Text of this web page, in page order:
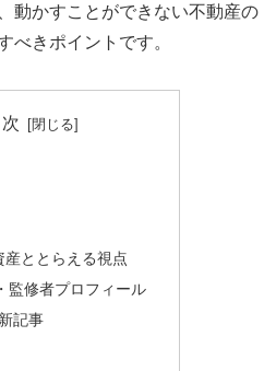
動かすことができない不動産の
べきポイントです。
次
産ととらえる視点
監修者プロフィール
記事